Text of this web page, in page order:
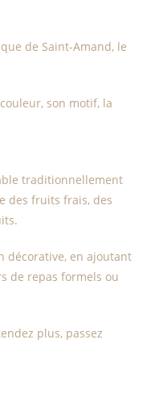
de Saint-Amand, le
son motif, la
traditionnellement
des fruits frais, des
décorative, en ajoutant
de repas formels ou
plus, passez